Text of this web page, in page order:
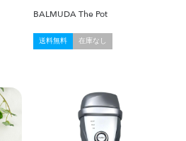
BALMUDA The Pot
送料無料 在庫なし